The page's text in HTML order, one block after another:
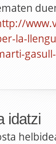
la-
idatzi